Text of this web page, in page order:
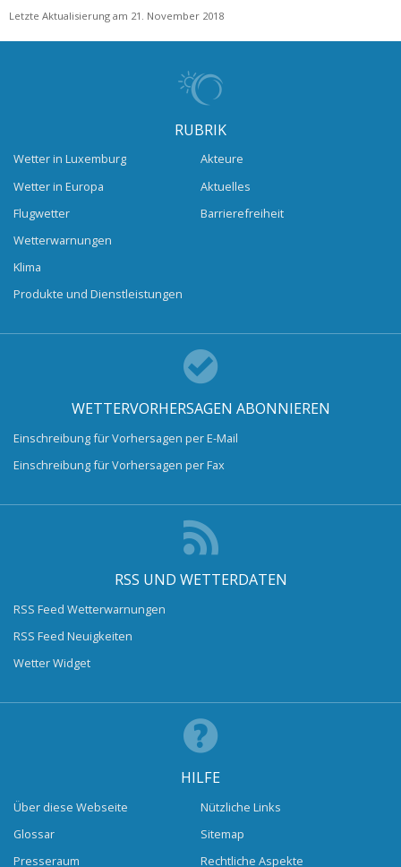
Letzte Aktualisierung am 21. November 2018
RUBRIK
Wetter in Luxemburg
Wetter in Europa
Flugwetter
Wetterwarnungen
Klima
Produkte und Dienstleistungen
Akteure
Aktuelles
Barrierefreiheit
WETTERVORHERSAGEN ABONNIEREN
Einschreibung für Vorhersagen per E-Mail
Einschreibung für Vorhersagen per Fax
RSS UND WETTERDATEN
RSS Feed Wetterwarnungen
RSS Feed Neuigkeiten
Wetter Widget
HILFE
Über diese Webseite
Glossar
Presseraum
Nützliche Links
Sitemap
Rechtliche Aspekte